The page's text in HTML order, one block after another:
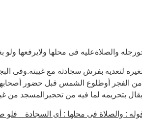
لتعديه بفرش سجادته مع غيبته.وفى
الفجر أوطلوع الشمس قبل حضور
يقال بتحريمه لما فيه من تحجيرالمسجد
: والصلاة فى محلها : أى السجادة فلو